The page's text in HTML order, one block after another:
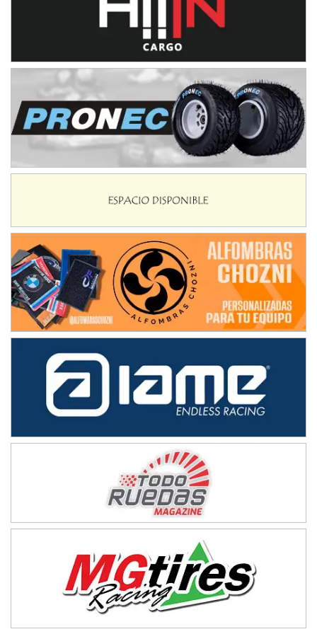
Ciudad de Trenque Lauquen (Asfalto)
Trenque Lauquen (Buenos Aires)
ENTRERRIANO - F6 (POSTERGADA)
Parque de la Velocidad (Asfalto)
PATAGONICO - F6
Moto Club Reginense (Tierra)
Gral. E. Godoy (Río Negro)
CSK - F7
Juventud Unida (Tierra)
Humboldt (Santa Fe)
Ciudad de Avellaneda (Asfalto)
Avellaneda (Santa Fe)
SUR SANTAFESINO - F4
José Samuel Sánchez (Tierra)